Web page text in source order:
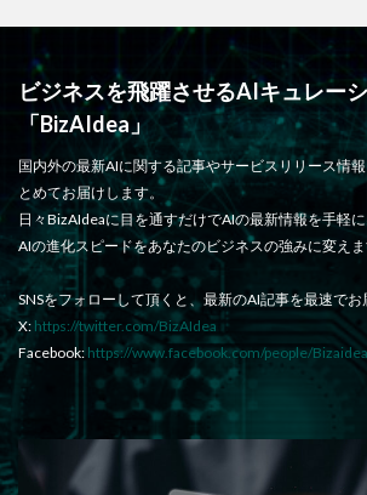
ビジネスを飛躍させるAIキュレー
「BizAIdea」
国内外の最新AIに関する記事やサービスリリース情
とめてお届けします。
日々BizAIdeaに目を通すだけでAIの最新情報を手軽に
AIの進化スピードをあなたのビジネスの強みに変えま
SNSをフォローして頂くと、最新のAI記事を最速でお
X: https://twitter.com/BizAIdea
Facebook: https://www.facebook.com/people/